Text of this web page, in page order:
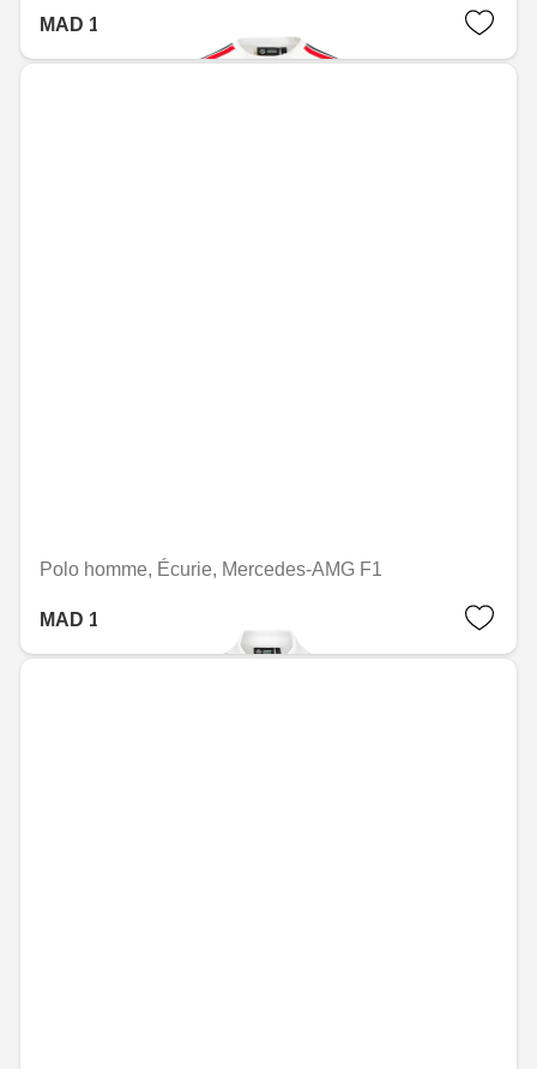
MAD 1,267.20
Polo homme, Écurie, Mercedes-AMG F1
MAD 1,519.20